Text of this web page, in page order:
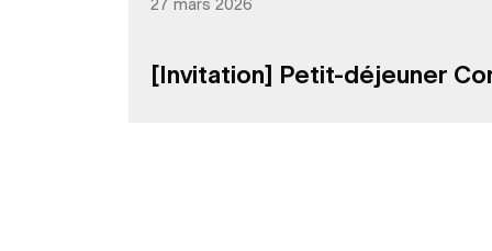
[Invitation] Petit-déjeuner
27 mars 2026